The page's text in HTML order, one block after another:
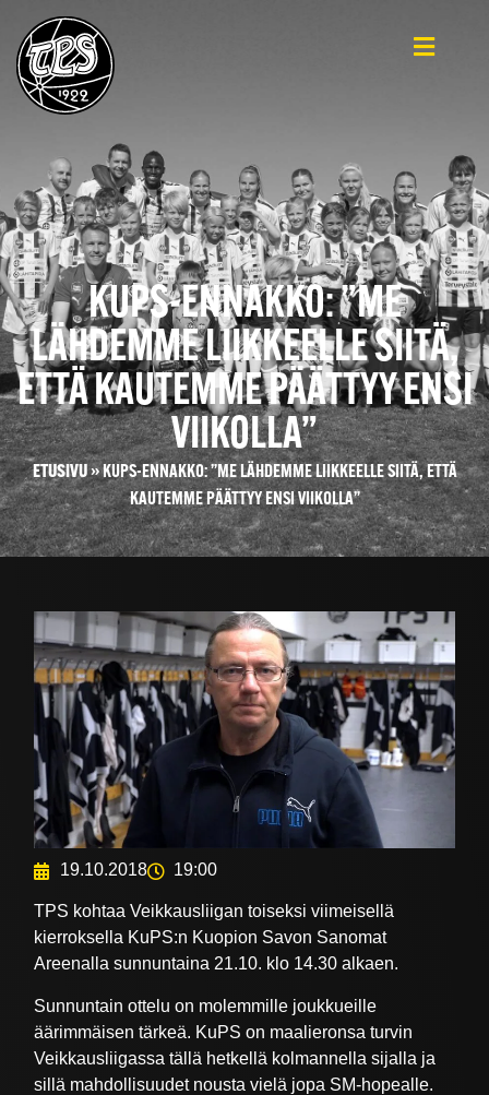
KUPS-ENNAKKO: ”ME
LÄHDEMME LIIKKEELLE SIITÄ,
ETTÄ KAUTEMME PÄÄTTYY ENSI
VIIKOLLA”
ETUSIVU»KUPS-ENNAKKO: ”ME LÄHDEMME LIIKKEELLE SIITÄ, ETTÄ
KAUTEMME PÄÄTTYY ENSI VIIKOLLA”
19.10.2018 19:00
TPS kohtaa Veikkausliigan toiseksi viimeisellä
kierroksella KuPS:n Kuopion Savon Sanomat
Areenalla sunnuntaina 21.10. klo 14.30 alkaen.
Sunnuntain ottelu on molemmille joukkueille
äärimmäisen tärkeä. KuPS on maalieronsa turvin
Veikkausliigassa tällä hetkellä kolmannella sijalla ja
sillä mahdollisuudet nousta vielä jopa SM-hopealle.